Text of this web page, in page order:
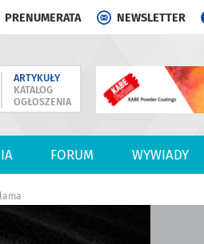
PRENUMERATA NEWSLETTER
ARTYKUŁY
KATALOG
OGŁOSZENIA
FORUM WYWIADY